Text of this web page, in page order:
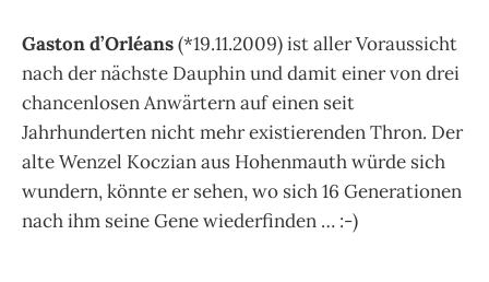
Gaston d’Orléans(*19.11.2009) ist aller Voraussicht
nach der nächste Dauphin und damit einer von drei
chancenlosen Anwärtern auf einen seit
Jahrhunderten nicht mehr existierenden Thron. Der
alte Wenzel Koczian aus Hohenmauth würde sich
wundern, könnte er sehen, wo sich 16 Generationen
nach ihm seine Gene wiederfinden … :-)